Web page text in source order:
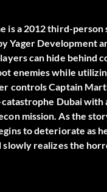
is a 2012 third-
Yager Development
can hide behind
enemies while
controls Captain
Dubai with
mission. As the
to deteriorate as
slowly realizes the